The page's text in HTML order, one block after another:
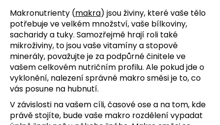
Makronutrienty (makra) jsou živiny, které vaše tělo
potřebuje ve velkém množství, vaše bílkoviny,
sacharidy a tuky. Samozřejmě hrají roli také
mikroživiny, to jsou vaše vitamíny a stopové
minerály, považujte je za podpůrné činitele ve
vašem celkovém nutričním profilu. Ale pokud jde o
vyklonění, nalezení správné makro směsi je to, co
vás posune na hubnutí.
V závislosti na vašem cíli, časové ose a na tom, kde
právě stojíte, bude vaše makro rozdělení vypadat